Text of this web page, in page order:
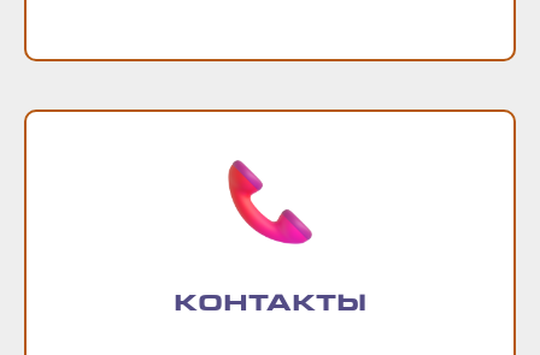
КОНТАКТЫ